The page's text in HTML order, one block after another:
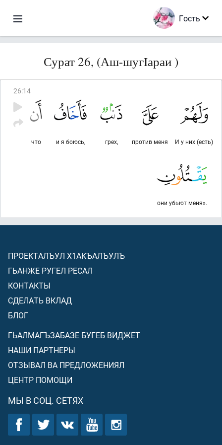
Гость
Сурат 26, (Аш-шугІараи )
26:14
И у них (есть)
против меня
грех,
и я боюсь,
что
они убьют меня».
ПРОЕКТАЛЪУЛ Х1АКЪАЛЪУЛЪ
ГЬАНЖЕ РУГЕЛ РЕСАЛ
КОНТАКТЫ
СДЕЛАТЬ ВКЛАД
БЛОГ
ГЬАЛМАГЪЗАБАЗЕ БУГЕБ ВИДЖЕТ
НАШИ ПАРТНЕРЫ
ОТЗЫВАЛ ВА ПРЕДЛОЖЕНИЯЛ
ЦЕНТР ПОМОЩИ
МЫ В СОЦ. СЕТЯХ